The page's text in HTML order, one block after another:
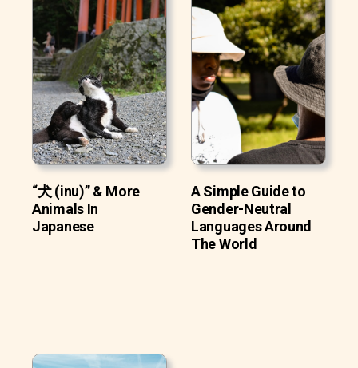
“犬 (inu)” & More
Animals In
Japanese
A Simple Guide to
Gender-Neutral
Languages Around
The World